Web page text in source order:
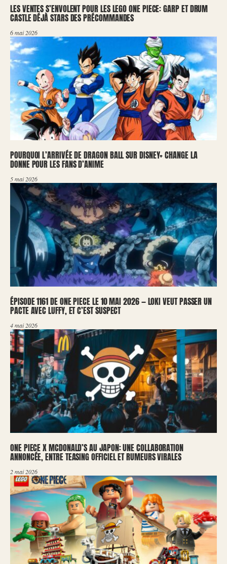
LES VENTES S’ENVOLENT POUR LES LEGO ONE PIECE: GARP ET DRUM
CASTLE DÉJÀ STARS DES PRÉCOMMANDES
6 mai 2026
POURQUOI L’ARRIVÉE DE DRAGON BALL SUR DISNEY+ CHANGE LA
DONNE POUR LES FANS D’ANIME
5 mai 2026
ÉPISODE 1161 DE ONE PIECE LE 10 MAI 2026 — LOKI VEUT PASSER UN
PACTE AVEC LUFFY, ET C’EST SUSPECT
4 mai 2026
ONE PIECE X MCDONALD’S AU JAPON: UNE COLLABORATION
ANNONCÉE, ENTRE TEASING OFFICIEL ET RUMEURS VIRALES
2 mai 2026